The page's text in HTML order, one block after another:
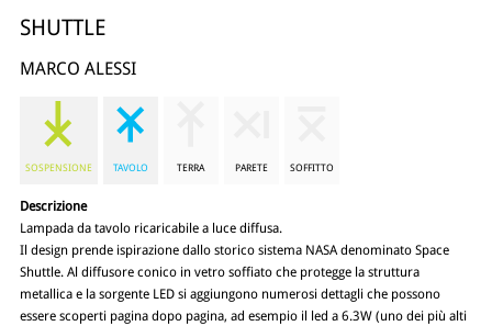
SHUTTLE
MARCO ALESSI
SOSPENSIONE TAVOLO TERRA PARETE SOFFITTO
Descrizione
Lampada da tavolo ricaricabile a luce diffusa.
Il design prende ispirazione dallo storico sistema NASA denominato Space
Shuttle. Al diffusore conico in vetro soffiato che protegge la struttura
metallica e la sorgente LED si aggiungono numerosi dettagli che possono
essere scoperti pagina dopo pagina, ad esempio il led a 6.3W (uno dei più alti